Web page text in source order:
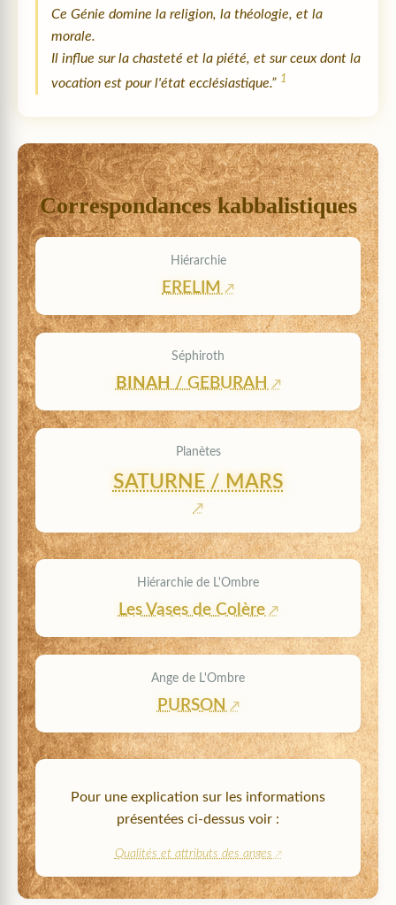
Ce Génie domine la religion, la théologie, et la
morale.
Il influe sur la chasteté et la piété, et sur ceux dont la
vocation est pour l'état ecclésiastique.” 1
Correspondances kabbalistiques
Hiérarchie
ERELIM
Séphiroth
BINAH / GEBURAH
Planètes
SATURNE / MARS
Hiérarchie de L'Ombre
Les Vases de Colère
Ange de L'Ombre
PURSON
Pour une explication sur les informations
présentées ci-dessus voir :
Qualités et attributs des anges